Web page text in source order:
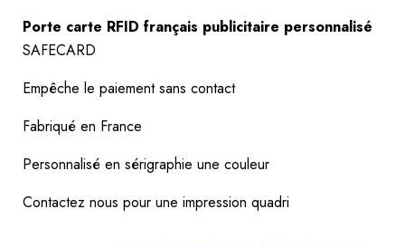
Porte carte RFID français publicitaire personnalisé
SAFECARD
Empêche le paiement sans contact
Fabriqué en France
Personnalisé en sérigraphie une couleur
Contactez nous pour une impression quadri